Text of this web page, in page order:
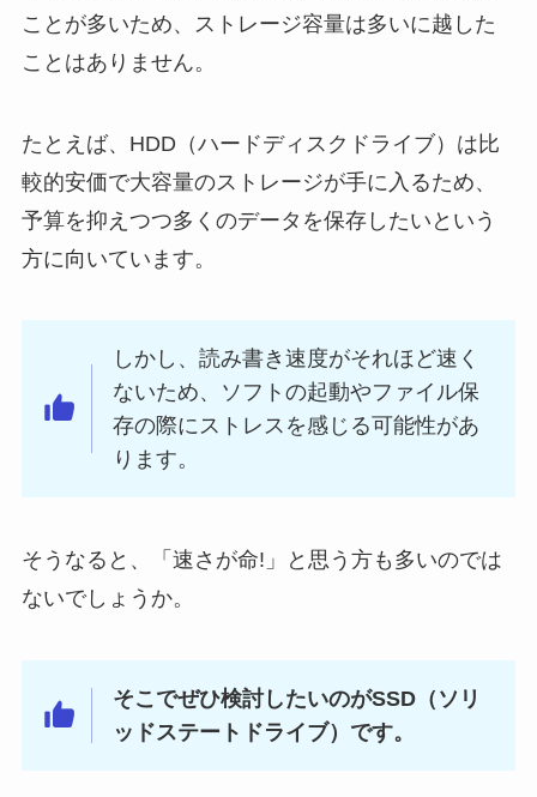
ことが多いため、ストレージ容量は多いに越した
ことはありません。
たとえば、HDD（ハードディスクドライブ）は比
較的安価で大容量のストレージが手に入るため、
予算を抑えつつ多くのデータを保存したいという
方に向いています。
しかし、読み書き速度がそれほど速く
ないため、ソフトの起動やファイル保
存の際にストレスを感じる可能性があ
ります。
そうなると、「速さが命!」と思う方も多いのでは
ないでしょうか。
そこでぜひ検討したいのがSSD（ソリ
ッドステートドライブ）です。